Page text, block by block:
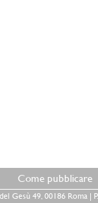
Come pubblicare
Gesù 49, 00186